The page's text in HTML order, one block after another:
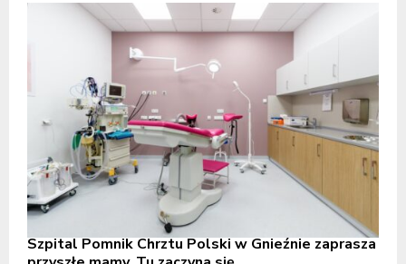
Szpital Pomnik Chrztu Polski w Gnieźnie zaprasza